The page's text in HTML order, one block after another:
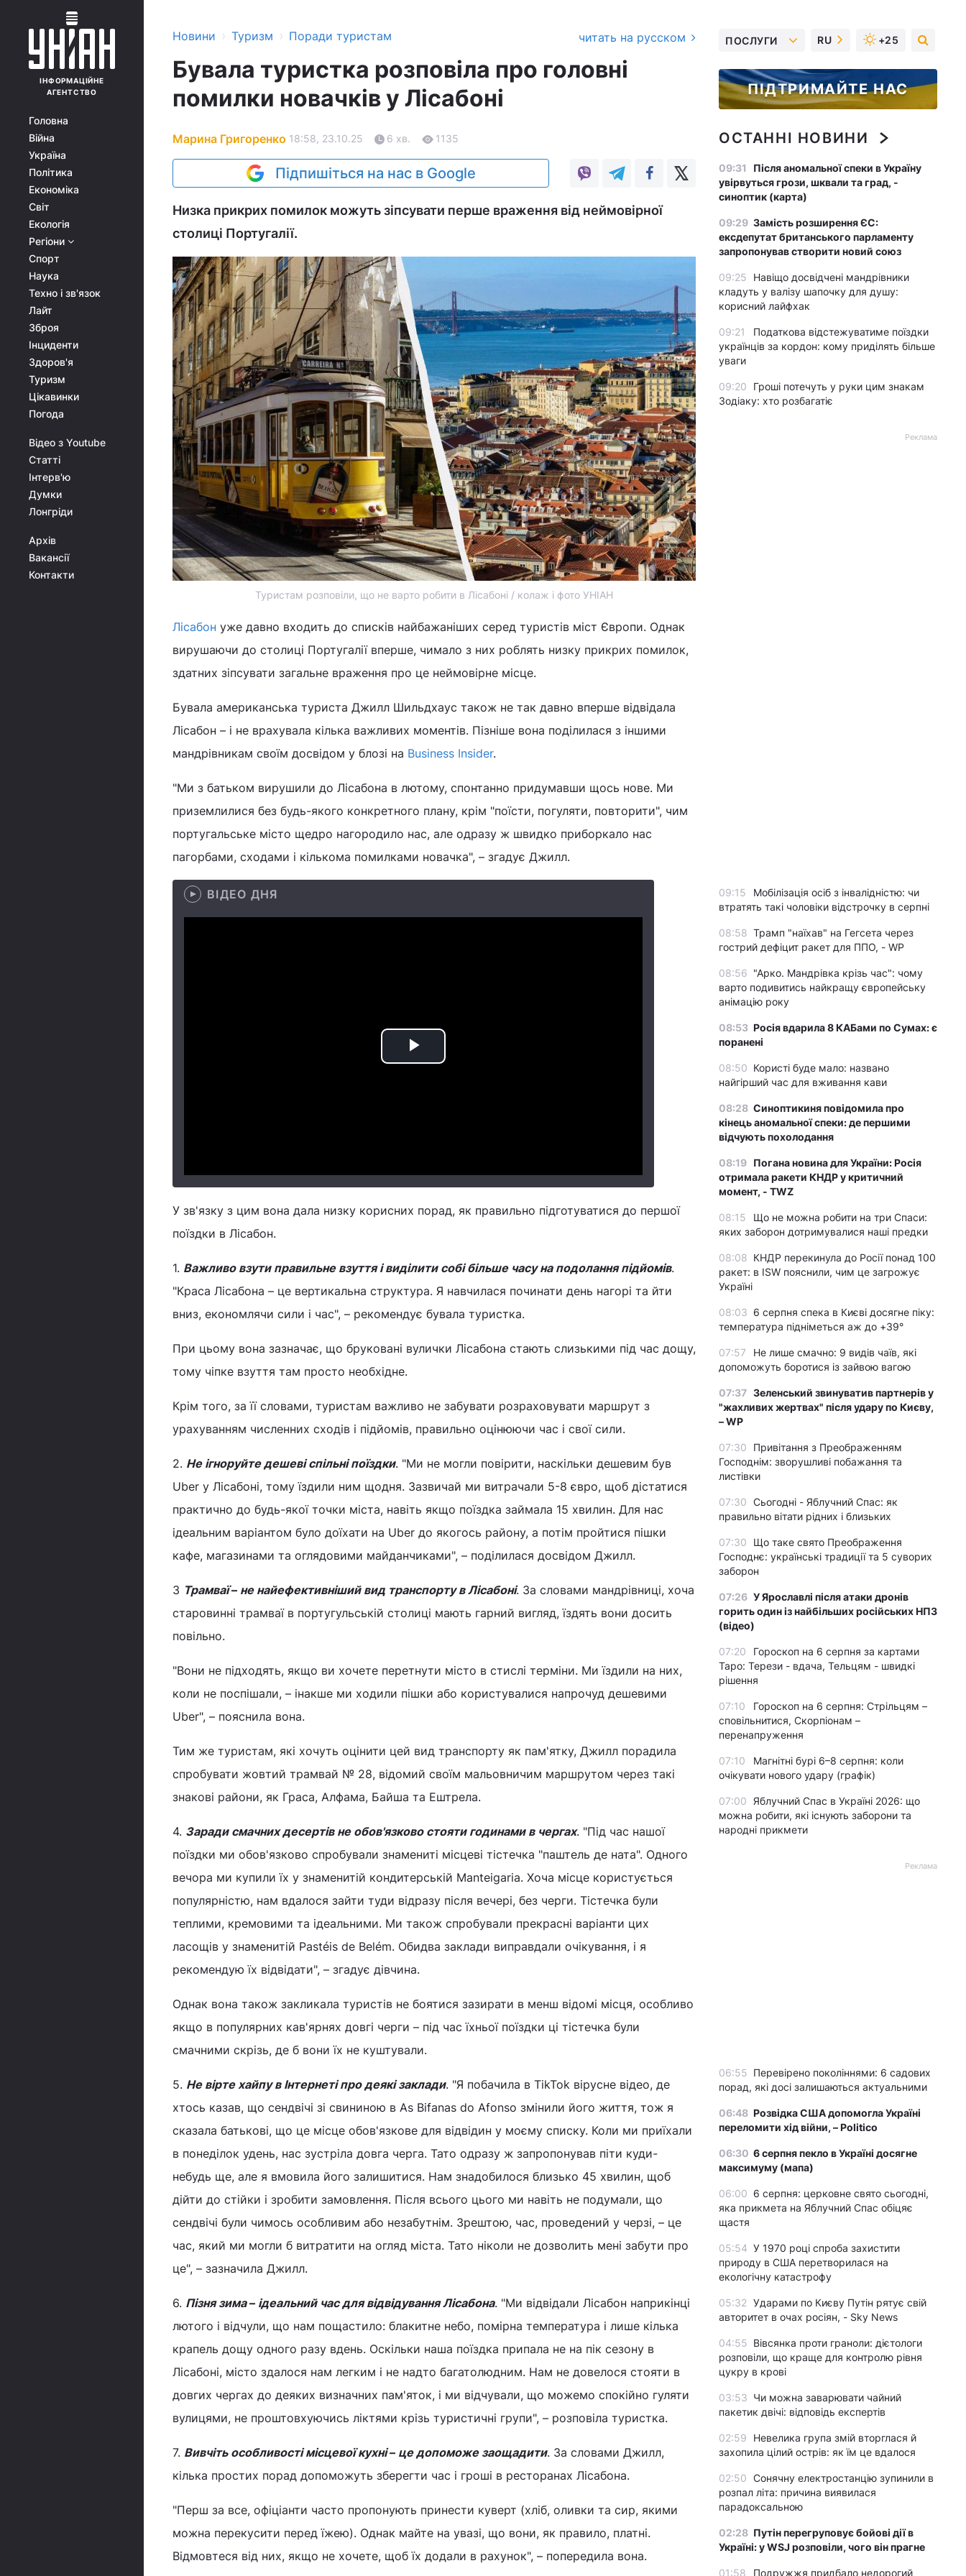
ІНФОРМАЦІЙНЕ
АГЕНТСТВО
Головна
Війна
Україна
Політика
Економіка
Світ
Екологія
Регіони
Спорт
Наука
Техно і зв'язок
Лайт
Зброя
Інциденти
Здоров'я
Туризм
Цікавинки
Погода
Відео з Youtube
Статті
Інтерв'ю
Думки
Лонгріди
Архів
Вакансії
Контакти
Новини › Туризм › Поради туристам читать на русском
Бувала туристка розповіла про головні
помилки новачків у Лісабоні
Марина Григоренко 18:58, 23.10.25 6 хв. 1135
Підпишіться на нас в Google
Низка прикрих помилок можуть зіпсувати перше враження від неймовірної
столиці Португалії.
Туристам розповіли, що не варто робити в Лісабоні / колаж і фото УНІАН
Лісабон уже давно входить до списків найбажаніших серед туристів міст Європи. Однак
вирушаючи до столиці Португалії вперше, чимало з них роблять низку прикрих помилок,
здатних зіпсувати загальне враження про це неймовірне місце.
Бувала американська туриста Джилл Шильдхаус також не так давно вперше відвідала
Лісабон – і не врахувала кілька важливих моментів. Пізніше вона поділилася з іншими
мандрівникам своїм досвідом у блозі на Business Insider.
"Ми з батьком вирушили до Лісабона в лютому, спонтанно придумавши щось нове. Ми
приземлилися без будь-якого конкретного плану, крім "поїсти, погуляти, повторити", чим
португальське місто щедро нагородило нас, але одразу ж швидко приборкало нас
пагорбами, сходами і кількома помилками новачка", – згадує Джилл.
ВІДЕО ДНЯ
Play
У зв'язку з цим вона дала низку корисних порад, як правильно підготуватися до першої
поїздки в Лісабон.
1. Важливо взути правильне взуття і виділити собі більше часу на подолання підйомів.
"Краса Лісабона – це вертикальна структура. Я навчилася починати день нагорі та йти
вниз, економлячи сили і час", – рекомендує бувала туристка.
При цьому вона зазначає, що бруковані вулички Лісабона стають слизькими під час дощу,
тому чіпке взуття там просто необхідне.
Крім того, за її словами, туристам важливо не забувати розраховувати маршрут з
урахуванням численних сходів і підйомів, правильно оцінюючи час і свої сили.
2. Не ігноруйте дешеві спільні поїздки. "Ми не могли повірити, наскільки дешевим був
Uber у Лісабоні, тому їздили ним щодня. Зазвичай ми витрачали 5-8 євро, щоб дістатися
практично до будь-якої точки міста, навіть якщо поїздка займала 15 хвилин. Для нас
ідеальним варіантом було доїхати на Uber до якогось району, а потім пройтися пішки
кафе, магазинами та оглядовими майданчиками", – поділилася досвідом Джилл.
3 Трамваї– не найефективніший вид транспорту в Лісабоні. За словами мандрівниці, хоча
старовинні трамваї в португульській столиці мають гарний вигляд, їздять вони досить
повільно.
"Вони не підходять, якщо ви хочете перетнути місто в стислі терміни. Ми їздили на них,
коли не поспішали, – інакше ми ходили пішки або користувалися напрочуд дешевими
Uber", – пояснила вона.
Тим же туристам, які хочуть оцінити цей вид транспорту як пам'ятку, Джилл порадила
спробувати жовтий трамвай № 28, відомий своїм мальовничим маршрутом через такі
знакові райони, як Граса, Алфама, Байша та Ештрела.
4. Заради смачних десертів не обов'язково стояти годинами в чергах. "Під час нашої
поїздки ми обов'язково спробували знамениті місцеві тістечка "паштель де ната". Одного
вечора ми купили їх у знаменитій кондитерській Manteigaria. Хоча місце користується
популярністю, нам вдалося зайти туди відразу після вечері, без черги. Тістечка були
теплими, кремовими та ідеальними. Ми також спробували прекрасні варіанти цих
ласощів у знаменитій Pastéis de Belém. Обидва заклади виправдали очікування, і я
рекомендую їх відвідати", – згадує дівчина.
Однак вона також закликала туристів не боятися зазирати в менш відомі місця, особливо
якщо в популярних кав'ярнях довгі черги – під час їхньої поїздки ці тістечка були
смачними скрізь, де б вони їх не куштували.
5. Не вірте хайпу в Інтернеті про деякі заклади. "Я побачила в TikTok вірусне відео, де
хтось казав, що сендвічі зі свининою в As Bifanas do Afonso змінили його життя, тож я
сказала батькові, що це місце обов'язкове для відвідин у моєму списку. Коли ми приїхали
в понеділок удень, нас зустріла довга черга. Тато одразу ж запропонував піти куди-
небудь ще, але я вмовила його залишитися. Нам знадобилося близько 45 хвилин, щоб
дійти до стійки і зробити замовлення. Після всього цього ми навіть не подумали, що
сендвічі були чимось особливим або незабутнім. Зрештою, час, проведений у черзі, – це
час, який ми могли б витратити на огляд міста. Тато ніколи не дозволить мені забути про
це", – зазначила Джилл.
6. Пізня зима– ідеальний час для відвідування Лісабона. "Ми відвідали Лісабон наприкінці
лютого і відчули, що нам пощастило: блакитне небо, помірна температура і лише кілька
крапель дощу одного разу вдень. Оскільки наша поїздка припала не на пік сезону в
Лісабоні, місто здалося нам легким і не надто багатолюдним. Нам не довелося стояти в
довгих чергах до деяких визначних пам'яток, і ми відчували, що можемо спокійно гуляти
вулицями, не проштовхуючись ліктями крізь туристичні групи", – розповіла туристка.
7. Вивчіть особливості місцевої кухні– це допоможе заощадити. За словами Джилл,
кілька простих порад допоможуть зберегти час і гроші в ресторанах Лісабона.
"Перш за все, офіціанти часто пропонують принести куверт (хліб, оливки та сир, якими
можна перекусити перед їжею). Однак майте на увазі, що вони, як правило, платні.
Відмовтеся від них, якщо не хочете, щоб їх додали в рахунок", – попередила вона.
ПОСЛУГИ RU +25
ПІДТРИМАЙТЕ НАС
ОСТАННІ НОВИНИ
09:31
Після аномальної спеки в Україну
увірвуться грози, шквали та град, -
синоптик (карта)
09:29 Замість розширення ЄС:
ексдепутат британського парламенту
запропонував створити новий союз
09:25
Навіщо досвідчені мандрівники
кладуть у валізу шапочку для душу:
корисний лайфхак
09:21
Податкова відстежуватиме поїздки
українців за кордон: кому приділять більше
уваги
09:20
Гроші потечуть у руки цим знакам
Зодіаку: хто розбагатіє
Реклама
09:15
Мобілізація осіб з інвалідністю: чи
втратять такі чоловіки відстрочку в серпні
08:58 Трамп "наїхав" на Гегсета через
гострий дефіцит ракет для ППО, - WP
08:56 "Арко. Мандрівка крізь час": чому
варто подивитись найкращу європейську
анімацію року
08:53 Росія вдарила 8 КАБами по Сумах: є
поранені
08:50 Користі буде мало: названо
найгірший час для вживання кави
08:28 Синоптикиня повідомила про
кінець аномальної спеки: де першими
відчують похолодання
08:19 Погана новина для України: Росія
отримала ракети КНДР у критичний
момент, - TWZ
08:15
Що не можна робити на три Спаси:
яких заборон дотримувалися наші предки
08:08 КНДР перекинула до Росії понад 100
ракет: в ISW пояснили, чим це загрожує
Україні
08:03 6 серпня спека в Києві досягне піку:
температура підніметься аж до +39°
07:57
Не лише смачно: 9 видів чаїв, які
допоможуть боротися із зайвою вагою
07:37 Зеленський звинуватив партнерів у
"жахливих жертвах" після удару по Києву,
– WP
07:30
Привітання з Преображенням
Господнім: зворушливі побажання та
листівки
07:30 Сьогодні - Яблучний Спас: як
правильно вітати рідних і близьких
07:30
Що таке свято Преображення
Господнє: українські традиції та 5 суворих
заборон
07:26 У Ярославлі після атаки дронів
горить один із найбільших російських НПЗ
(відео)
07:20
Гороскоп на 6 серпня за картами
Таро: Терези - вдача, Тельцям - швидкі
рішення
07:10
Гороскоп на 6 серпня: Стрільцям –
сповільнитися, Скорпіонам –
перенапруження
07:10
Магнітні бурі 6–8 серпня: коли
очікувати нового удару (графік)
07:00 Яблучний Спас в Україні 2026: що
можна робити, які існують заборони та
народні прикмети
Реклама
06:55 Перевірено поколіннями: 6 садових
порад, які досі залишаються актуальними
06:48 Розвідка США допомогла Україні
переломити хід війни, – Politico
06:30 6 серпня пекло в Україні досягне
максимуму (мапа)
06:00 6 серпня: церковне свято сьогодні,
яка прикмета на Яблучний Спас обіцяє
щастя
05:54 У 1970 році спроба захистити
природу в США перетворилася на
екологічну катастрофу
05:32 Ударами по Києву Путін рятує свій
авторитет в очах росіян, - Sky News
04:55 Вівсянка проти граноли: дієтологи
розповіли, що краще для контролю рівня
цукру в крові
03:53 Чи можна заварювати чайний
пакетик двічі: відповідь експертів
02:59
Невелика група змій вторглася й
захопила цілий острів: як їм це вдалося
02:50 Сонячну електростанцію зупинили в
розпал літа: причина виявилася
парадоксальною
02:28 Путін перегруповує бойові дії в
Україні: у WSJ розповіли, чого він прагне
01:58 Подружжя придбало недорогий